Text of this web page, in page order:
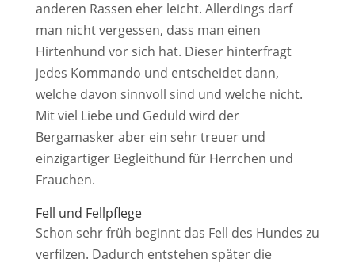
anderen Rassen eher leicht. Allerdings darf
man nicht vergessen, dass man einen
Hirtenhund vor sich hat. Dieser hinterfragt
jedes Kommando und entscheidet dann,
welche davon sinnvoll sind und welche nicht.
Mit viel Liebe und Geduld wird der
Bergamasker aber ein sehr treuer und
einzigartiger Begleithund für Herrchen und
Frauchen.
Fell und Fellpflege
Schon sehr früh beginnt das Fell des Hundes zu
verfilzen. Dadurch entstehen später die